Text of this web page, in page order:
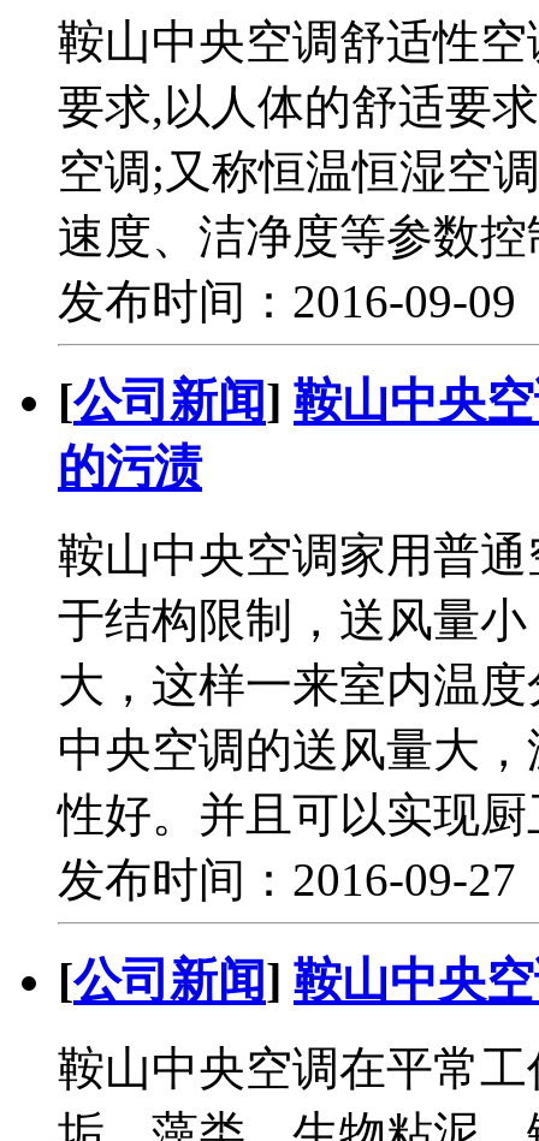
鞍山中央空调舒适性
要求,以人体的舒适要
空调;又称恒温恒湿空
速度、洁净度等参数
发布时间：2016-09-
[公司新闻] 鞍山中央
的污渍
鞍山中央空调家用普
于结构限制，送风量
大，这样一来室内温
中央空调的送风量大
性好。并且可以实现
发布时间：2016-09-
[公司新闻] 鞍山中央
鞍山中央空调在平常